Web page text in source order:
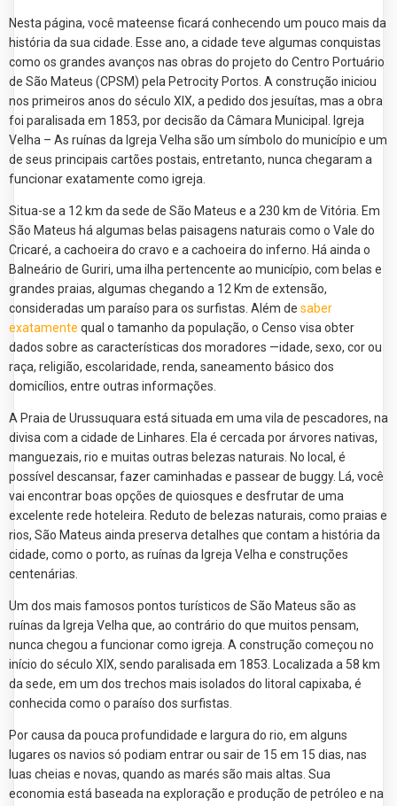
Nesta página, você mateense ficará conhecendo um pouco mais da
história da sua cidade. Esse ano, a cidade teve algumas conquistas
como os grandes avanços nas obras do projeto do Centro Portuário
de São Mateus (CPSM) pela Petrocity Portos. A construção iniciou
nos primeiros anos do século XIX, a pedido dos jesuítas, mas a obra
foi paralisada em 1853, por decisão da Câmara Municipal. Igreja
Velha – As ruínas da Igreja Velha são um símbolo do município e um
de seus principais cartões postais, entretanto, nunca chegaram a
funcionar exatamente como igreja.
Situa-se a 12 km da sede de São Mateus e a 230 km de Vitória. Em
São Mateus há algumas belas paisagens naturais como o Vale do
Cricaré, a cachoeira do cravo e a cachoeira do inferno. Há ainda o
Balneário de Guriri, uma ilha pertencente ao município, com belas e
grandes praias, algumas chegando a 12 Km de extensão,
consideradas um paraíso para os surfistas. Além de saber
exatamente qual o tamanho da população, o Censo visa obter
dados sobre as características dos moradores —idade, sexo, cor ou
raça, religião, escolaridade, renda, saneamento básico dos
domicílios, entre outras informações.
A Praia de Urussuquara está situada em uma vila de pescadores, na
divisa com a cidade de Linhares. Ela é cercada por árvores nativas,
manguezais, rio e muitas outras belezas naturais. No local, é
possível descansar, fazer caminhadas e passear de buggy. Lá, você
vai encontrar boas opções de quiosques e desfrutar de uma
excelente rede hoteleira. Reduto de belezas naturais, como praias e
rios, São Mateus ainda preserva detalhes que contam a história da
cidade, como o porto, as ruínas da Igreja Velha e construções
centenárias.
Um dos mais famosos pontos turísticos de São Mateus são as
ruínas da Igreja Velha que, ao contrário do que muitos pensam,
nunca chegou a funcionar como igreja. A construção começou no
início do século XIX, sendo paralisada em 1853. Localizada a 58 km
da sede, em um dos trechos mais isolados do litoral capixaba, é
conhecida como o paraíso dos surfistas.
Por causa da pouca profundidade e largura do rio, em alguns
lugares os navios só podiam entrar ou sair de 15 em 15 dias, nas
luas cheias e novas, quando as marés são mais altas. Sua
economia está baseada na exploração e produção de petróleo e na